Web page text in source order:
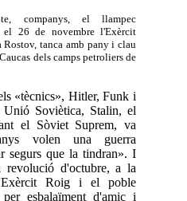
companys, el llampec
el 26 de novembre l'Exèrcit
Rostov, tanca amb pany i clau
dels camps petroliers de
«tècnics», Hitler, Funk i
Soviètica, Stalin, el
el Sòviet Suprem, va
volen una guerra
segurs que la tindran». I
revolució d'octubre, a la
Roig i el poble
esbalaïment d'amic i